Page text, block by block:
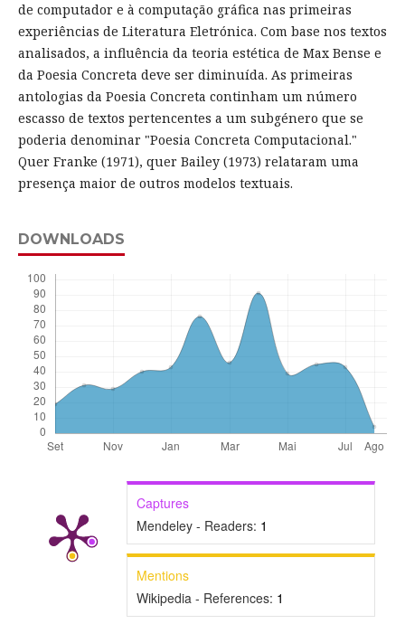
de computador e à computação gráfica nas primeiras
experiências de Literatura Eletrónica. Com base nos textos
analisados, a influência da teoria estética de Max Bense e
da Poesia Concreta deve ser diminuída. As primeiras
antologias da Poesia Concreta continham um número
escasso de textos pertencentes a um subgénero que se
poderia denominar "Poesia Concreta Computacional."
Quer Franke (1971), quer Bailey (1973) relataram uma
presença maior de outros modelos textuais.
DOWNLOADS
Captures
Mendeley - Readers: 1
Mentions
Wikipedia - References: 1